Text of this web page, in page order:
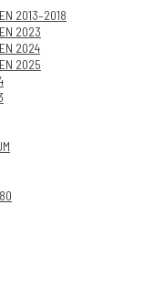
2013–2018
2023
2024
2025